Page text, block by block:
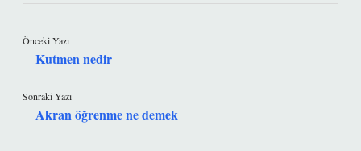
Önceki Yazı
Kutmen nedir
Sonraki Yazı
Akran öğrenme ne demek